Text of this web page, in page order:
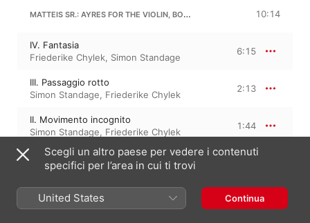
MATTEIS SR.: AYRES FOR THE VIOLIN, BOOK II. SUITE IN A MINOR 10:14
IV. Fantasia
Friederike Chylek, Simon Standage
6:15
III. Passaggio rotto
Simon Standage, Friederike Chylek
2:13
II. Movimento incognito
Simon Standage, Friederike Chylek
1:44
G. VISCONTI: VIOLIN SONATA NO. 1 IN C MINOR
I. Grave
1:22
Scegli un altro paese per vedere i contenuti
specifici per l’area in cui ti trovi
United States Continua